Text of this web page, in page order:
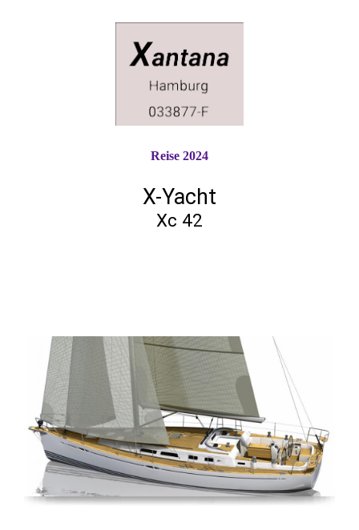
X-Yacht
Xc 42
Reise 2024